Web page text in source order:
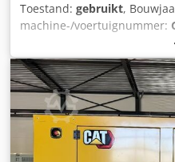
Toestand: gebruikt,
machine-/voertuignummer:
Toepassingsgebied: bouw
Generatorvermogen: 1.250
565 x 220 x 230 cm Dsdezn
VS Neem contact op met
Verdere opties en